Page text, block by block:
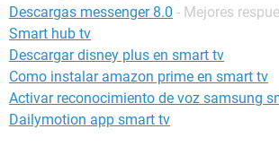
Descargas messenger 8.0 - Mejores
Smart hub tv
Descargar disney plus en smart tv
Como instalar amazon prime en smart tv
Activar reconocimiento de voz samsung
Dailymotion app smart tv